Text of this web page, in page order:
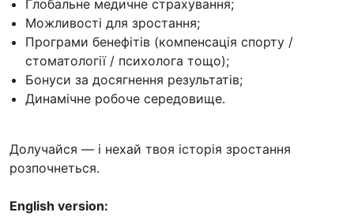
Глобальне медичне страхування;
Можливості для зростання;
Програми бенефітів (компенсація спорту /
стоматології / психолога тощо);
Бонуси за досягнення результатів;
Динамічне робоче середовище.
Долучайся — і нехай твоя історія зростання
розпочнеться.
English version: